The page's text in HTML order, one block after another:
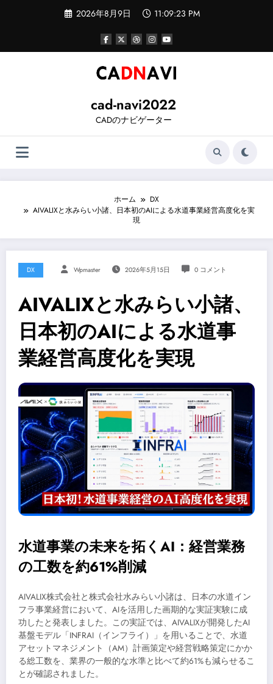
ツ
2026年8月9日 11:09:24 PM
cad-navi2022
CADのナビゲーター
ホーム
DX
AIVALIXと水みらい小諸、日本初のAIによる水道事業経営高度化を実
現
DX Wpmaster 2026年5月15日 0 コメント
AIVALIXと水みらい小諸、
日本初のAIによる水道事
業経営高度化を実現
水道事業の未来を拓くAI：経営業務
の工数を約61%削減
AIVALIX株式会社と株式会社水みらい小諸は、日本の水道イン
フラ事業経営において、AIを活用した画期的な実証実験に成
功したと発表しました。この実証では、AIVALIXが開発したAI
基盤モデル「INFRAI（インフライ）」を用いることで、水道
アセットマネジメント（AM）計画策定や経営戦略策定にかか
る総工数を、業界の一般的な水準と比べて約61%も減らせるこ
とが確認されました。